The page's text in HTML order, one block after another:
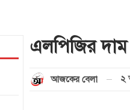
এলপিজির দাম
আজকের বেলা ২